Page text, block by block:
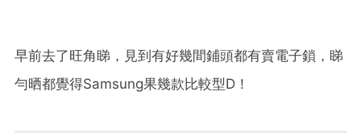
早前去了旺角睇，見到有好幾間鋪頭都有賣電子鎖，睇
勻晒都覺得Samsung果幾款比較型D！